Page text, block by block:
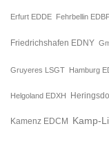
Erfurt EDDE Fehrbellin
Friedrichshafen EDNY
Gruyeres LSGT Hamburg
Helgoland EDXH
Kamenz EDCM Kamp-